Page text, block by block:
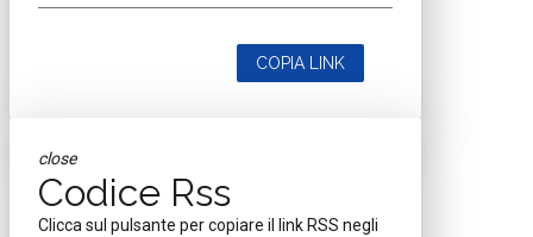
COPIA LINK
close
Codice Rss
Clicca sul pulsante per copiare il link RSS negli